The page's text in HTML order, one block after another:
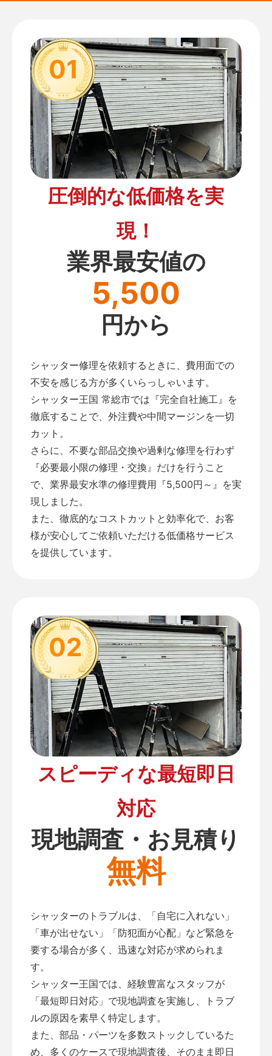
01
圧倒的な低価格を実
現！
業界最安値の
5,500
円から
シャッター修理を依頼するときに、費用面での
不安を感じる方が多くいらっしゃいます。
シャッター王国 常総市では『完全自社施工』を
徹底することで、外注費や中間マージンを一切
カット。
さらに、不要な部品交換や過剰な修理を行わず
『必要最小限の修理・交換』だけを行うこと
で、業界最安水準の修理費用『5,500円～』を実
現しました。
また、徹底的なコストカットと効率化で、お客
様が安心してご依頼いただける低価格サービス
を提供しています。
02
スピーディな最短即日
対応
現地調査・お見積り
無料
シャッターのトラブルは、「自宅に入れない」
「車が出せない」「防犯面が心配」など緊急を
要する場合が多く、迅速な対応が求められま
す。
シャッター王国では、経験豊富なスタッフが
「最短即日対応」で現地調査を実施し、トラブ
ルの原因を素早く特定します。
また、部品・パーツを多数ストックしているた
め、多くのケースで現地調査後、そのまま即日